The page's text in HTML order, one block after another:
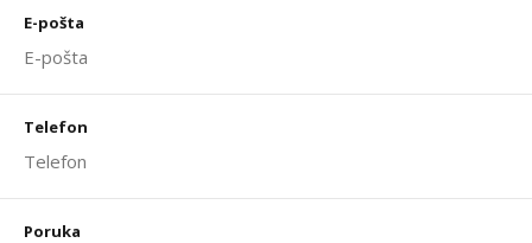
E-pošta
Telefon
Poruka